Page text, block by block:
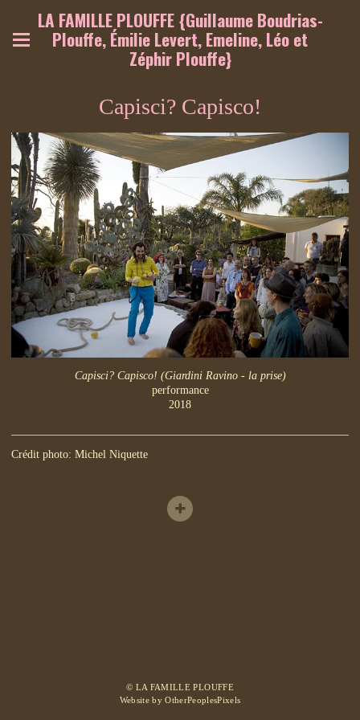
LA FAMILLE PLOUFFE {Guillaume Boudrias-
Plouffe, Émilie Levert, Emeline, Léo et
Zéphir Plouffe}
Capisci? Capisco!
Capisci? Capisco! (Giardini Ravino - la prise)
performance
2018
Crédit photo: Michel Niquette
© LA FAMILLE PLOUFFE
Website by OtherPeoplesPixels